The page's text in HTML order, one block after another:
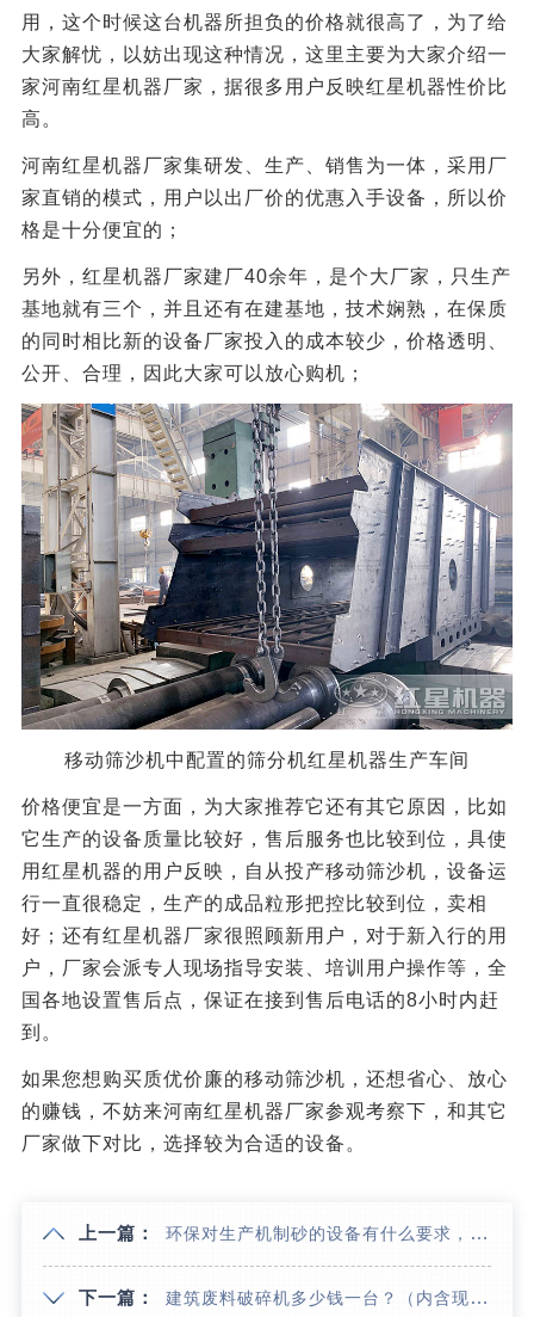
用，这个时候这台机器所担负的价格就很高了，为了给
大家解忧，以妨出现这种情况，这里主要为大家介绍一
家河南红星机器厂家，据很多用户反映红星机器性价比
高。
河南红星机器厂家集研发、生产、销售为一体，采用厂
家直销的模式，用户以出厂价的优惠入手设备，所以价
格是十分便宜的；
另外，红星机器厂家建厂40余年，是个大厂家，只生产
基地就有三个，并且还有在建基地，技术娴熟，在保质
的同时相比新的设备厂家投入的成本较少，价格透明、
公开、合理，因此大家可以放心购机；
移动筛沙机中配置的筛分机红星机器生产车间
价格便宜是一方面，为大家推荐它还有其它原因，比如
它生产的设备质量比较好，售后服务也比较到位，具使
用红星机器的用户反映，自从投产移动筛沙机，设备运
行一直很稳定，生产的成品粒形把控比较到位，卖相
好；还有红星机器厂家很照顾新用户，对于新入行的用
户，厂家会派专人现场指导安装、培训用户操作等，全
国各地设置售后点，保证在接到售后电话的8小时内赶
到。
如果您想购买质优价廉的移动筛沙机，还想省心、放心
的赚钱，不妨来河南红星机器厂家参观考察下，和其它
厂家做下对比，选择较为合适的设备。
上一篇： 环保对生产机制砂的设备有什么要求，有没有无尘生产现场
下一篇： 建筑废料破碎机多少钱一台？（内含现场作业视频）